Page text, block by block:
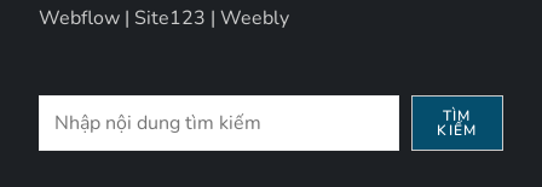
Webflow | Site123 |Weebly
Tìm
kiếm
TÌM
KIẾM